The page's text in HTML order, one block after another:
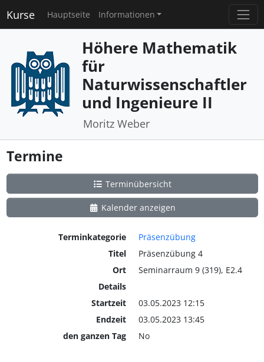
Kurse Hauptseite Informationen
Höhere Mathematik
für
Naturwissenschaftler
und Ingenieure II
Moritz Weber
Termine
Terminübersicht
Kalender anzeigen
Terminkategorie
Präsenzübung
Titel
Präsenzübung 4
Ort
Seminarraum 9 (319), E2.4
Details
Startzeit
03.05.2023 12:15
Endzeit
03.05.2023 13:45
den ganzen Tag
No